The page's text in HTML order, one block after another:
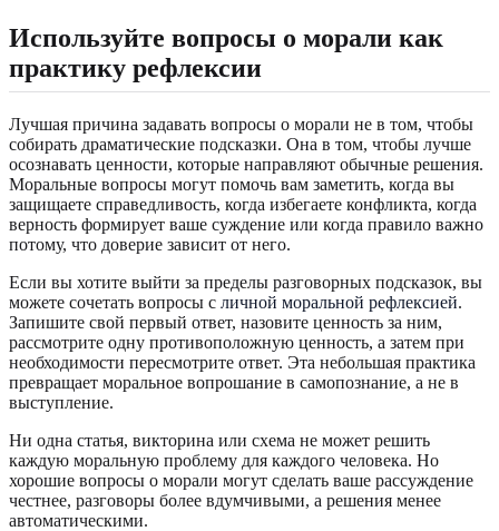
Используйте вопросы о морали как
практику рефлексии
Лучшая причина задавать вопросы о морали не в том, чтобы
собирать драматические подсказки. Она в том, чтобы лучше
осознавать ценности, которые направляют обычные решения.
Моральные вопросы могут помочь вам заметить, когда вы
защищаете справедливость, когда избегаете конфликта, когда
верность формирует ваше суждение или когда правило важно
потому, что доверие зависит от него.
Если вы хотите выйти за пределы разговорных подсказок, вы
можете сочетать вопросы с личной моральной рефлексией.
Запишите свой первый ответ, назовите ценность за ним,
рассмотрите одну противоположную ценность, а затем при
необходимости пересмотрите ответ. Эта небольшая практика
превращает моральное вопрошание в самопознание, а не в
выступление.
Ни одна статья, викторина или схема не может решить
каждую моральную проблему для каждого человека. Но
хорошие вопросы о морали могут сделать ваше рассуждение
честнее, разговоры более вдумчивыми, а решения менее
автоматическими.